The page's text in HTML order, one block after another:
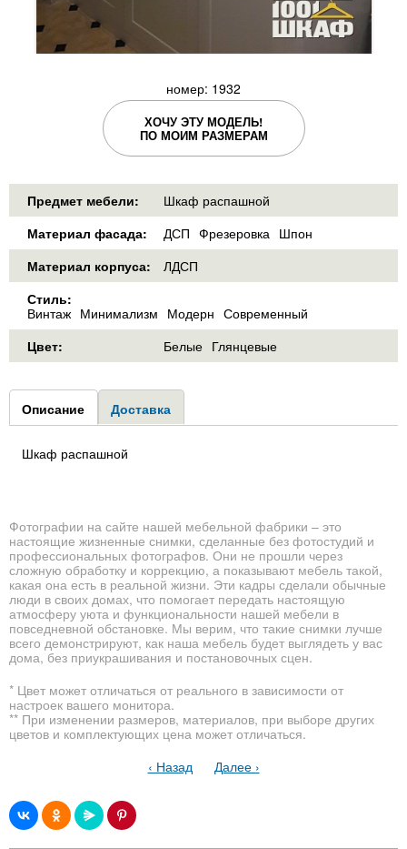
номер: 1932
ХОЧУ ЭТУ МОДЕЛЬ!
ПО МОИМ РАЗМЕРАМ
Предмет мебели:
Шкаф распашной
Материал фасада:
ДСП Фрезеровка Шпон
Материал корпуса:
ЛДСП
Стиль:
Винтаж Минимализм Модерн Современный
Цвет:
Белые Глянцевые
Group1
Описание (активная
вкладка)
Доставка
Шкаф распашной
Фотографии на сайте нашей мебельной фабрики – это
настоящие жизненные снимки, сделанные без фотостудий и
профессиональных фотографов. Они не прошли через
сложную обработку и коррекцию, а показывают мебель такой,
какая она есть в реальной жизни. Эти кадры сделали обычные
люди в своих домах, что помогает передать настоящую
атмосферу уюта и функциональности нашей мебели в
повседневной обстановке. Мы верим, что такие снимки лучше
всего демонстрируют, как наша мебель будет выглядеть у вас
дома, без приукрашивания и постановочных сцен.
* Цвет может отличаться от реального в зависимости от
настроек вашего монитора.
** При изменении размеров, материалов, при выборе других
цветов и комплектующих цена может отличаться.
‹ Назад
Далее ›